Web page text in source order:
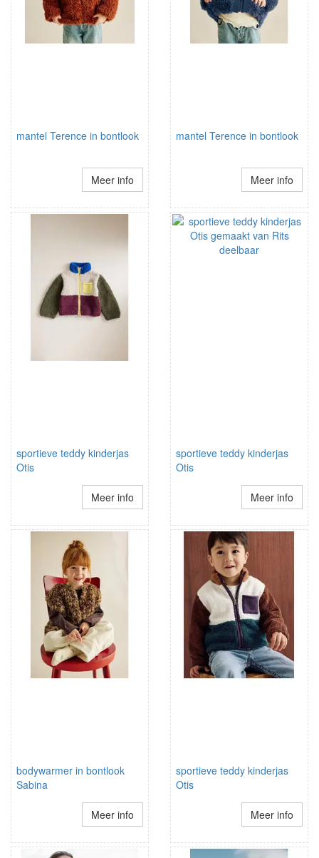
mantel Terence in bontlook
Meer info
mantel Terence in bontlook
Meer info
sportieve teddy kinderjas
Otis
Meer info
sportieve teddy kinderjas
Otis
Meer info
bodywarmer in bontlook
Sabina
Meer info
sportieve teddy kinderjas
Otis
Meer info